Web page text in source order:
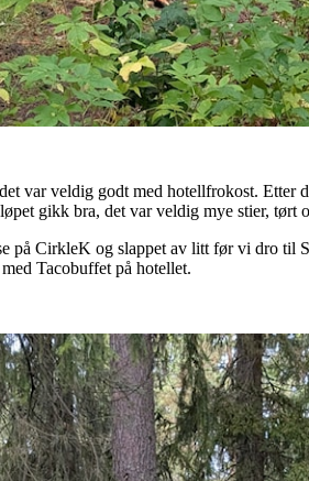
var veldig godt med hotellfrokost.
gikk bra, det var veldig mye stier, tørt
på CirkleK og slappet av litt før vi dro til
Tacobuffet på hotellet.